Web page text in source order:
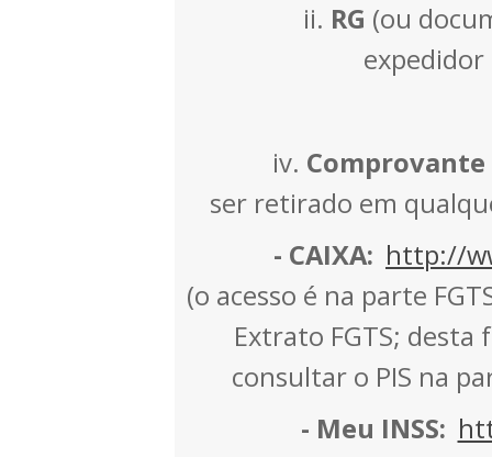
ii. RG (ou
expedidor
iv. Comprovante
ser retirado em
- CAIXA: http://
(o acesso é na parte
Extrato FGTS;
consultar o PIS na
- Meu INSS: